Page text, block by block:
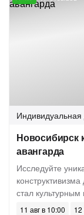
Индивидуальная
Новосибирск
авангарда
Исследуйте
стал
11 авг в 10:00
12